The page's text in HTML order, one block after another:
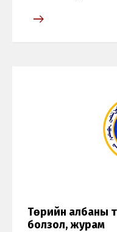
Төрийн албаны
болзол, журам